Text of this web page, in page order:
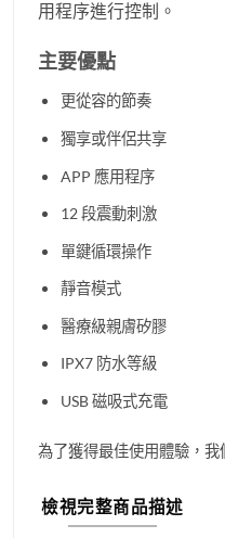
用程序進行控制。
主要優點
更從容的節奏
獨享或伴侶共享
APP 應用程序
12 段震動刺激
單鍵循環操作
靜音模式
醫療級親膚矽膠
IPX7 防水等級
USB 磁吸式充電
為了獲得最佳使用體驗，我
檢視完整商品描述